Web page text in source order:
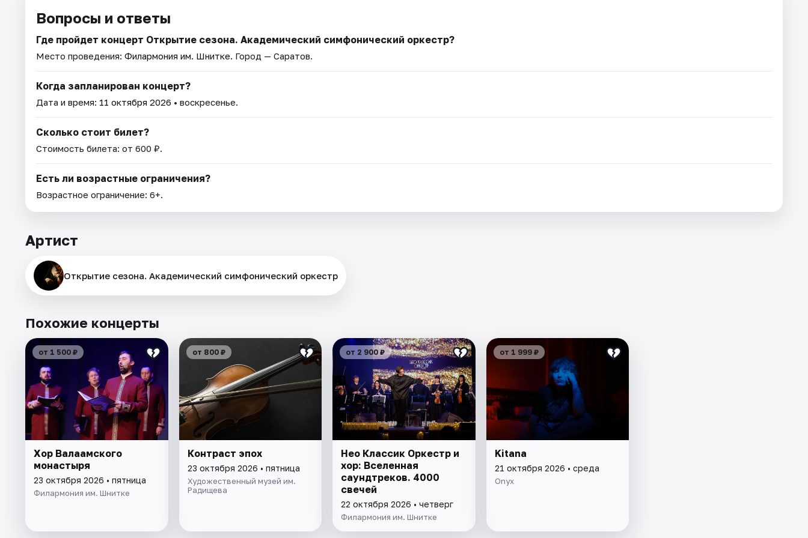
Вопросы и ответы
Где пройдет концерт Открытие сезона. Академический симфонический оркестр?
Место проведения: Филармония им. Шнитке. Город — Саратов.
Когда запланирован концерт?
Дата и время: 11 октября 2026 • воскресенье.
Сколько стоит билет?
Стоимость билета: от 600 ₽.
Есть ли возрастные ограничения?
Возрастное ограничение: 6+.
Артист
Открытие сезона. Академический симфонический оркестр
Похожие концерты
от 1 500 ₽
Хор Валаамского
монастыря
23 октября 2026 • пятница
Филармония им. Шнитке
от 800 ₽
Контраст эпох
23 октября 2026 • пятница
Художественный музей им.
Радищева
от 2 900 ₽
Нео Классик Оркестр и
хор: Вселенная
саундтреков. 4000
свечей
22 октября 2026 • четверг
Филармония им. Шнитке
от 1 999 ₽
Kitana
21 октября 2026 • среда
Onyx